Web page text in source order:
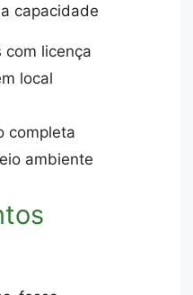
capacidade
com licença
local
completa
ambiente